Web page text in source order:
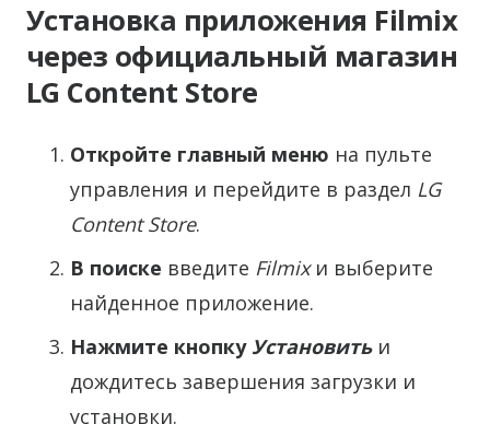
Установка приложения Filmix
через официальный магазин
LG Content Store
Откройте главный меню на пульте
управления и перейдите в раздел LG
Content Store.
В поиске введите Filmixи выберите
найденное приложение.
Нажмите кнопку Установитьи
дождитесь завершения загрузки и
установки.